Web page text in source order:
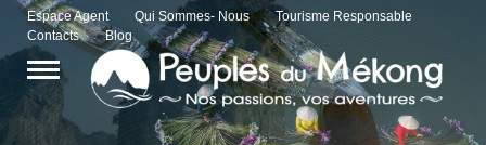
Espace Agent Qui Sommes- Nous
Tourisme Responsable
Contacts
Blog